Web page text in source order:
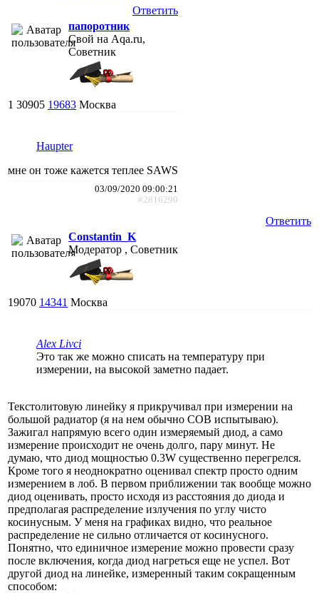
Ответить
папоротник
Свой на Aqa.ru,
Советник
1 30905 19683 Москва
Haupter
мне он тоже кажется теплее SAWS
03/09/2020 09:00:21
#2816290
Ответить
Constantin_K
Модератор , Советник
19070 14341 Москва
Alex Livci
Это так же можно списать на температуру при
измерении, на высокой заметно падает.
Текстолитовую линейку я прикручивал при измерении на
большой радиатор (я на нем обычно COB испытываю).
Зажигал напрямую всего один измеряемый диод, а само
измерение происходит не очень долго, пару минут. Не
думаю, что диод мощностью 0.3W существенно перегрелся.
Кроме того я неоднократно оценивал спектр просто одним
измерением в лоб. В первом приближении так вообще можно
диод оценивать, просто исходя из расстояния до диода и
предполагая распределение излучения по углу чисто
косинусным. У меня на графиках видно, что реальное
распределение не сильно отличается от косинусного.
Понятно, что единичное измерение можно провести сразу
после включения, когда диод нагреться еще не успел. Вот
другой диод на линейке, измеренный таким сокращенным
способом: